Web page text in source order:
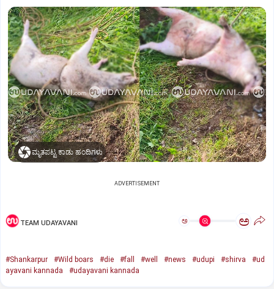
ಮೃತಪಟ್ಟ ಕಾಡು ಹಂದಿಗಳು
ADVERTISEMENT
TEAM UDAYAVANI ಅ ಅ
#Shankarpur #Wild boars #die #fall #well #news #udupi #shirva
#ud
ayavani kannada
#udayavani kannada